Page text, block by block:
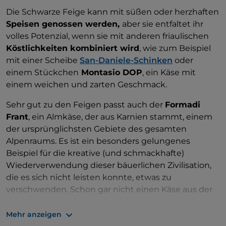
Krankheiten einsetzen.
Die Schwarze Feige hat im Laufe der Jahrhunderte
eine sehr starke Bindung zur Gemeinschaft von
Caneva aufgebaut: Hier wird sie von August bis
September, wenn sie reif ist, immer noch von Hand
geerntet, am frühen Morgen und am späten Abend,
gemäß einer Tradition, die im Laufe der Zeit
unverändert geblieben ist.
Um diese köstliche Frucht zu fördern, wurde
2006 dasKonsortium zum Schutz und zur
Aufwertung der Schwarzen Feige gegründet
sich aus etwa fünfzig lokalen Erzeugern
zusammensetzt.
Die Schwarze Feige kann mit süßen oder herzhaften
Speisen genossen werden, aber sie entfaltet ihr
volles Potenzial, wenn sie mit anderen friaulischen
Köstlichkeiten kombiniert wird, wie zum Beispiel
mit einer Scheibe San-Daniele-Schinken oder
einem Stückchen Montasio DOP, ein Käse mit
einem weichen und zarten Geschmack.
Sehr gut zu den Feigen passt auch der Formadi
Frant, ein Almkäse, der aus Karnien stammt, einem
der ursprünglichsten Gebiete des gesamten
Alpenraums. Es ist ein besonders gelungenes
Beispiel für die kreative (und schmackhafte)
Wiederverwendung dieser bäuerlichen Zivilisation,
die es sich nicht leisten konnte, etwas zu
verschwenden. Schon gar nicht einen Käse aus der
seinen Düften und Aromen den ganzen Reichtum
Mehr anzeigen